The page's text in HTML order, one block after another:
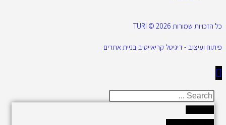
כל הזכויות שמורות 2026 © TURI
פיתוח ועיצוב - דיגיטל קריאייטיב בניית אתרים